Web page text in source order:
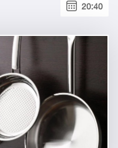
20:40